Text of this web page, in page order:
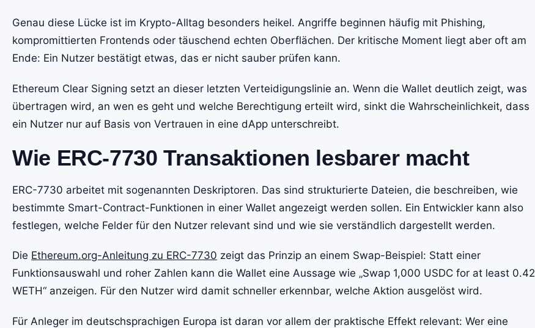
Genau diese Lücke ist im Krypto-Alltag besonders heikel. Angriffe beginnen häufig mit Phishing,
kompromittierten Frontends oder täuschend echten Oberflächen. Der kritische Moment liegt aber oft am
Ende: Ein Nutzer bestätigt etwas, das er nicht sauber prüfen kann.
Ethereum Clear Signing setzt an dieser letzten Verteidigungslinie an. Wenn die Wallet deutlich zeigt, was
übertragen wird, an wen es geht und welche Berechtigung erteilt wird, sinkt die Wahrscheinlichkeit, dass
ein Nutzer nur auf Basis von Vertrauen in eine dApp unterschreibt.
Wie ERC-7730 Transaktionen lesbarer macht
ERC-7730 arbeitet mit sogenannten Deskriptoren. Das sind strukturierte Dateien, die beschreiben, wie
bestimmte Smart-Contract-Funktionen in einer Wallet angezeigt werden sollen. Ein Entwickler kann also
festlegen, welche Felder für den Nutzer relevant sind und wie sie verständlich dargestellt werden.
Die Ethereum.org-Anleitung zu ERC-7730 zeigt das Prinzip an einem Swap-Beispiel: Statt einer
Funktionsauswahl und roher Zahlen kann die Wallet eine Aussage wie „Swap 1,000 USDC for at least 0.42
WETH“ anzeigen. Für den Nutzer wird damit schneller erkennbar, welche Aktion ausgelöst wird.
Für Anleger im deutschsprachigen Europa ist daran vor allem der praktische Effekt relevant: Wer eine